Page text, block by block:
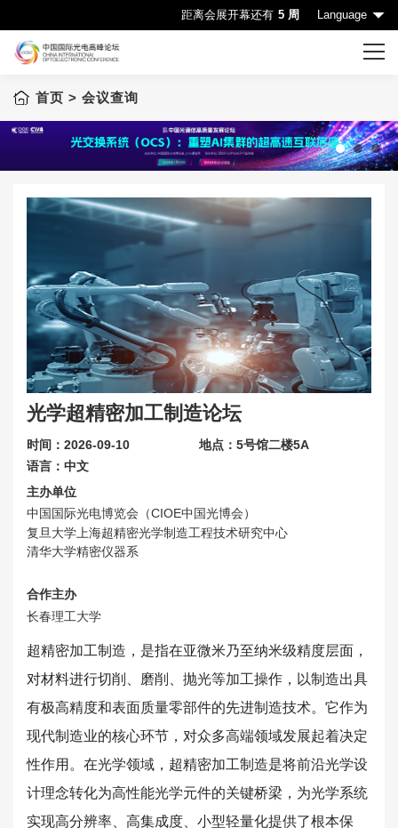
距离会展开幕还有 5 周 Language
首页
CIOE首页
赞助机会
申请成为演讲嘉宾
下载中心
联系我们
关于展会
首页 > 会议查询
光学超精密加工制造论坛
时间：2026-09-10
地点：5号馆二楼5A
语言：中文
主办单位
中国国际光电博览会（CIOE中国光博会）
复旦大学上海超精密光学制造工程技术研究中心
清华大学精密仪器系
合作主办
长春理工大学
超精密加工制造，是指在亚微米乃至纳米级精度层面，
对材料进行切削、磨削、抛光等加工操作，以制造出具
有极高精度和表面质量零部件的先进制造技术。它作为
现代制造业的核心环节，对众多高端领域发展起着决定
性作用。在光学领域，超精密加工制造是将前沿光学设
计理念转化为高性能光学元件的关键桥梁，为光学系统
实现高分辨率、高集成度、小型轻量化提供了根本保